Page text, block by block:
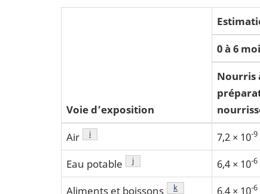
Voie d’exposition
0 à 6
Nourris
Air
Note de bas de page
i 7,2 × 10-9
Eau potable Note de bas de page
j 6,4 × 10-6
Aliments et boissons Note de bas de page
k 6,4 × 10-6